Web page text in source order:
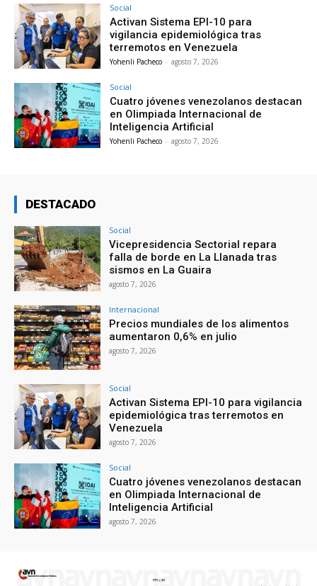
Social
Activan Sistema EPI-10 para
vigilancia epidemiológica tras
terremotos en Venezuela
Yohenli Pacheco - agosto 7, 2026
Social
Cuatro jóvenes venezolanos destacan
en Olimpiada Internacional de
Inteligencia Artificial
Yohenli Pacheco - agosto 7, 2026
DESTACADO
Social
Vicepresidencia Sectorial repara
falla de borde en La Llanada tras
sismos en La Guaira
agosto 7, 2026
Internacional
Precios mundiales de los alimentos
aumentaron 0,6% en julio
agosto 7, 2026
Social
Activan Sistema EPI-10 para vigilancia
epidemiológica tras terremotos en
Venezuela
agosto 7, 2026
Social
Cuatro jóvenes venezolanos destacan
en Olimpiada Internacional de
Inteligencia Artificial
agosto 7, 2026